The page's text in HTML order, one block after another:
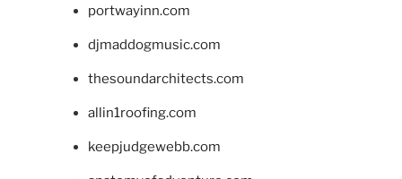
portwayinn.com
djmaddogmusic.com
thesoundarchitects.com
allin1roofing.com
keepjudgewebb.com